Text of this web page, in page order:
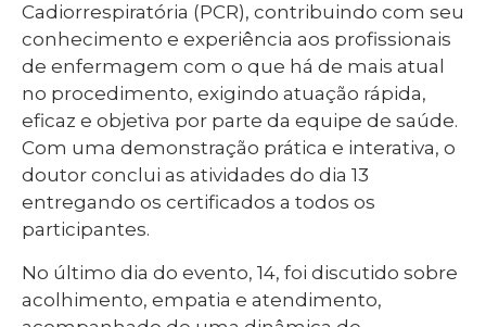
Cadiorrespiratória (PCR), contribuindo com seu
conhecimento e experiência aos profissionais
de enfermagem com o que há de mais atual
no procedimento, exigindo atuação rápida,
eficaz e objetiva por parte da equipe de saúde.
Com uma demonstração prática e interativa, o
doutor conclui as atividades do dia 13
entregando os certificados a todos os
participantes.
No último dia do evento, 14, foi discutido sobre
acolhimento, empatia e atendimento,